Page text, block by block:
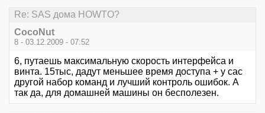
Re: SAS дома HOWTO?
CocoNut
8 - 03.12.2009 - 07:52
6, путаешь максимальную скорость интерфейса и
винта. 15тыс, дадут меньшее время доступа + у сас
другой набор команд и лучший контроль ошибок. А
так да, для домашней машины он бесполезен.